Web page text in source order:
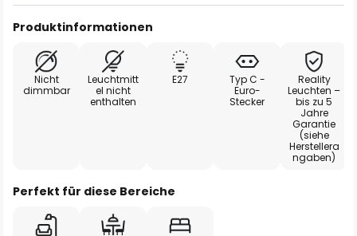
Produktinformationen
Nicht
dimmbar
Leuchtmitt
el nicht
enthalten
E27
Typ C -
Euro-
Stecker
Reality
Leuchten –
bis zu 5
Jahre
Garantie
(siehe
Herstellera
ngaben)
Perfekt für diese Bereiche